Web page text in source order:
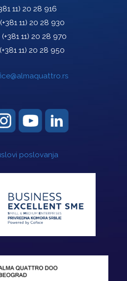
11) 20 28 916
(+381 11) 20 28 930
(+381 11) 20 28 970
(+381 11) 20 28 950
poslovanja